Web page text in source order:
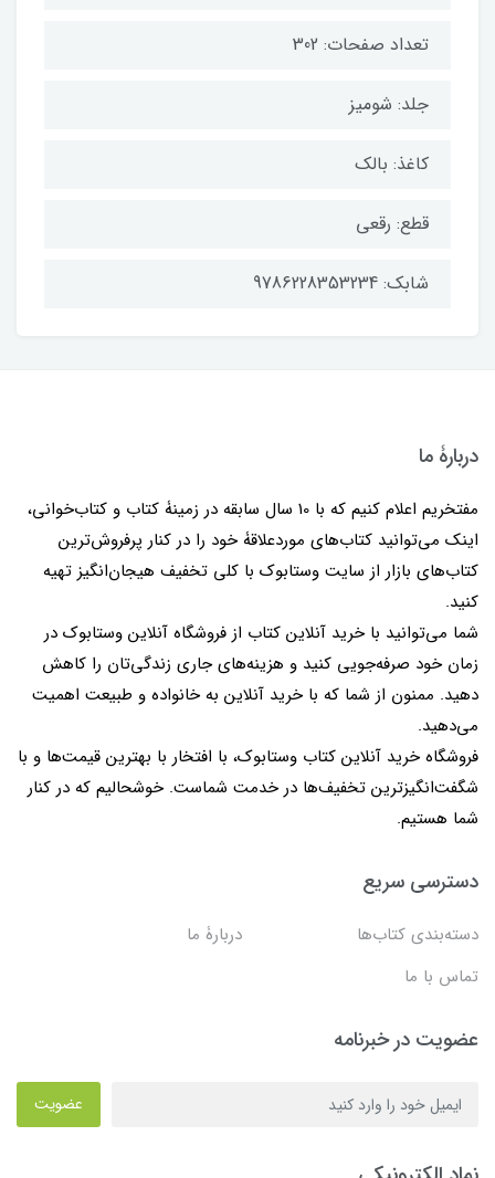
تعداد صفحات: 302
جلد: شومیز
کاغذ: بالک
قطع: رقعی
شابک: 9786228353234
دربارۀ ما
مفتخریم اعلام کنیم که با 10 سال سابقه در زمینۀ کتاب و کتاب‌خوانی،
اینک می‌توانید کتاب‌های موردعلاقۀ خود را در کنار پرفروش‌ترین
کتاب‌های بازار از سایت وستابوک با کلی تخفیف هیجان‌انگیز تهیه
کنید.
شما می‌توانید با خرید آنلاین کتاب از فروشگاه آنلاین وستابوک در
زمان خود صرفه‌جویی کنید و هزینه‌های جاری زندگی‌تان را کاهش
دهید. ممنون از شما که با خرید آنلاین به خانواده و طبیعت اهمیت
می‌دهید.
فروشگاه خرید آنلاین کتاب وستابوک، با افتخار با بهترین قیمت‌ها و با
شگفت‌انگیزترین تخفیف‌ها در خدمت شماست. خوشحالیم که در کنار
شما هستیم.
دسترسی سریع
دسته‌بندی کتاب‌ها
دربارۀ ما
تماس با ما
عضویت در خبرنامه
عضویت